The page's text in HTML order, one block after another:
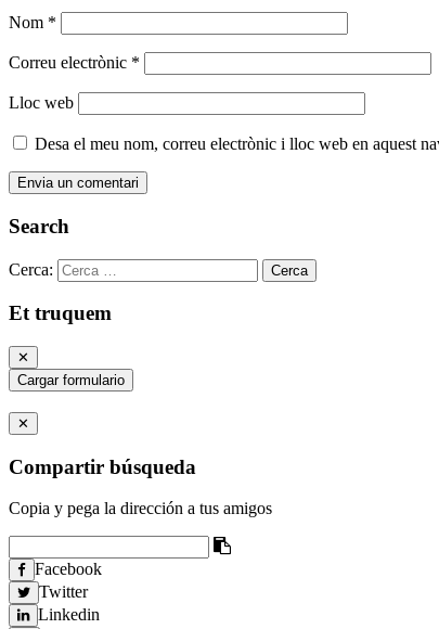
Nom *
Correu electrònic *
Lloc web
Desa el meu nom, correu electrònic i lloc web en aquest
Search
Cerca:
Et truquem
✕
Cargar formulario
✕
Compartir búsqueda
Copia y pega la dirección a tus amigos
Facebook
Twitter
Linkedin